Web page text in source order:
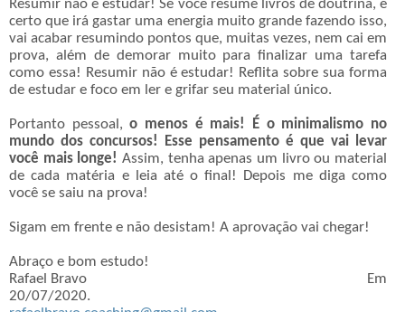
Resumir não é estudar! Se você resume livros de doutrina, é
certo que irá gastar uma energia muito grande fazendo isso,
vai acabar resumindo pontos que, muitas vezes, nem cai em
prova, além de demorar muito para finalizar uma tarefa
como essa! Resumir não é estudar! Reflita sobre sua forma
de estudar e foco em ler e grifar seu material único.
Portanto pessoal,o menos é mais! É o minimalismo no
mundo dos concursos! Esse pensamento é que vai levar
você mais longe! Assim, tenha apenas um livro ou material
de cada matéria e leia até o final! Depois me diga como
você se saiu na prova!
Sigam em frente e não desistam! A aprovação vai chegar!
Abraço e bom estudo!
Rafael Bravo
Em
20/07/2020.